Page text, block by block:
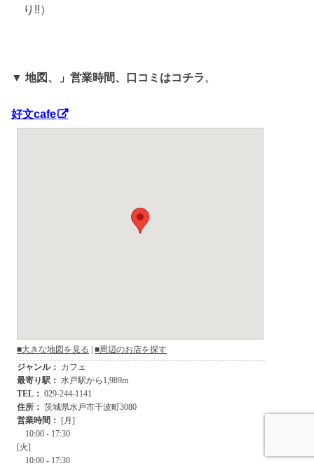
り!!）
▼地図、」営業時間、口コミはコチラ 。
好文cafe